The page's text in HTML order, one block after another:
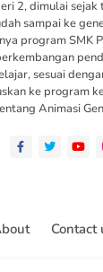
2, dimulai
sampai ke
program SMK
sesuai
ke program
Animasi
Contact